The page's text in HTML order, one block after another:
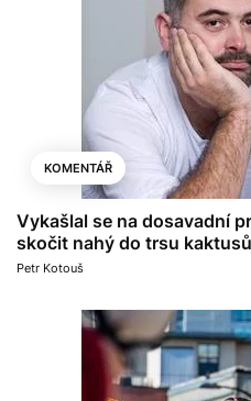
KOMENTÁŘ
Vykašlal se na dosavadní
skočit nahý do trsu
Petr Kotouš